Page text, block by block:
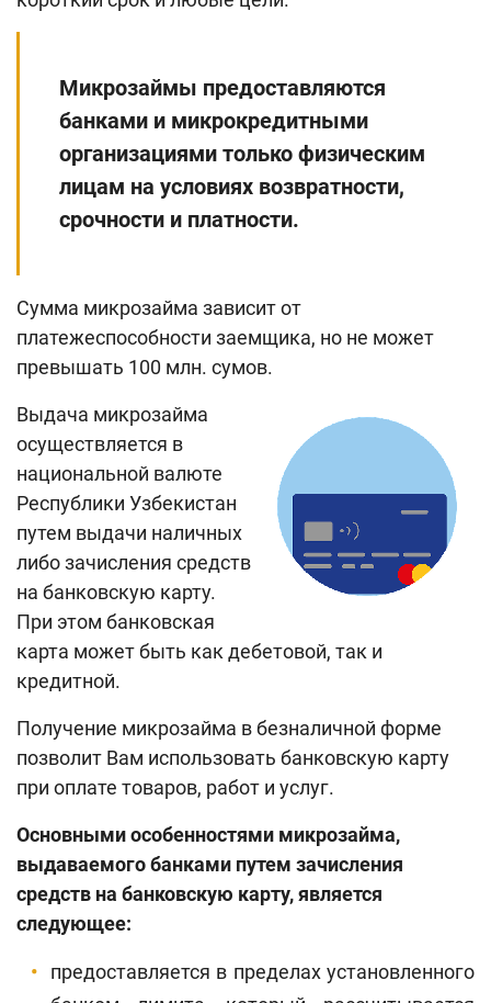
Фотогалерея
Поиск по сайту
Карта сайта
Микрозаймы предоставляются
банками и микрокредитными
организациями только физическим
лицам на условиях возвратности,
срочности и платности.
Сумма микрозайма зависит от
платежеспособности заемщика, но не может
превышать 100 млн. сумов.
Выдача микрозайма
осуществляется в
национальной валюте
Республики Узбекистан
путем выдачи наличных
либо зачисления средств
на банковскую карту.
При этом банковская
карта может быть как дебетовой, так и
кредитной.
Получение микрозайма в безналичной форме
позволит Вам использовать банковскую карту
при оплате товаров, работ и услуг.
Основными особенностями микрозайма,
выдаваемого банками путем зачисления
средств на банковскую карту, является
следующее:
предоставляется в пределах установленного